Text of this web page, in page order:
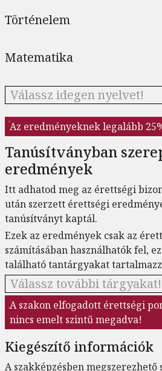
Történelem
Matematika
Válassz idegen nyelvet!
Az eredményeknek legalább
Tanúsítványban
eredmények
Itt adhatod meg az érettségi
után szerzett érettségi
tanúsítványt kaptál.
Ezek az eredmények csak az
számításában használhatók fel,
található tantárgyakat
Válassz további tárgyakat!
A szakon elfogadott érettségi
nincs emelt szintű megadva!
Kiegészítő információk
A szakképzésben